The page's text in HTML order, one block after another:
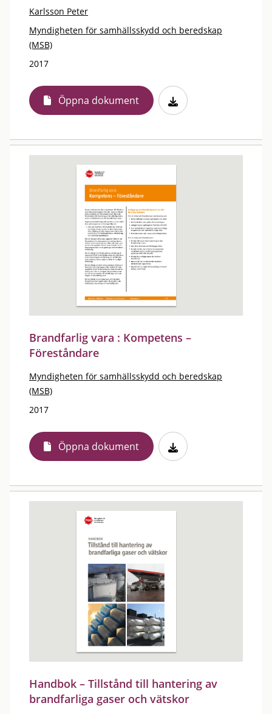
Karlsson Peter
Myndigheten för samhällsskydd och beredskap
(MSB)
2017
Öppna dokument
Brandfarlig vara : Kompetens –
Föreståndare
Myndigheten för samhällsskydd och beredskap
(MSB)
2017
Öppna dokument
Handbok – Tillstånd till hantering av
brandfarliga gaser och vätskor